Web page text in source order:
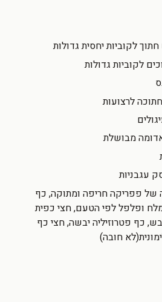
לקוביות יחסית גדולות
לקוביות גדולות
לרצועות
מבושלת
עגבניות
של פפריקה חריפה ומתוקה, כף
ופלפל לפי הטעם, חצי כפית
כף פטרוזיליה יבשה, חצי כף
חובה)